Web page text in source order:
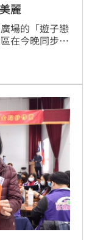
麗
場的「遊子戀
在今晚同步亮